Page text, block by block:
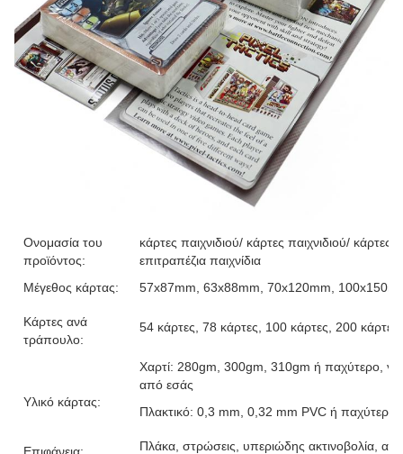
Ονομασία του
προϊόντος:
κάρτες παιχνιδιού/ κάρτες παιχνιδιού/
επιτραπέζια παιχνίδια
Μέγεθος κάρτας:
57x87mm, 63x88mm, 70x120mm,
Κάρτες ανά
τράπουλο:
54 κάρτες, 78 κάρτες, 100 κάρτες, 200 κάρτες
Υλικό κάρτας:
Χαρτί: 280gm, 300gm, 310gm ή παχύτερο,
από εσάς
Πλακτικό: 0,3 mm, 0,32 mm PVC ή παχύτερο
Πλάκα, στρώσεις, υπεριώδης ακτινοβολία,